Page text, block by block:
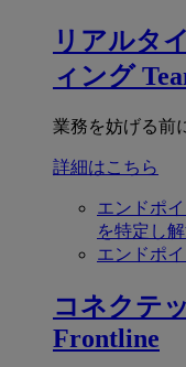
リアルタ
ィング
業務を妨げる前
詳細はこちら
エンドポ
を特定し
エンドポ
コネクテ
Frontline